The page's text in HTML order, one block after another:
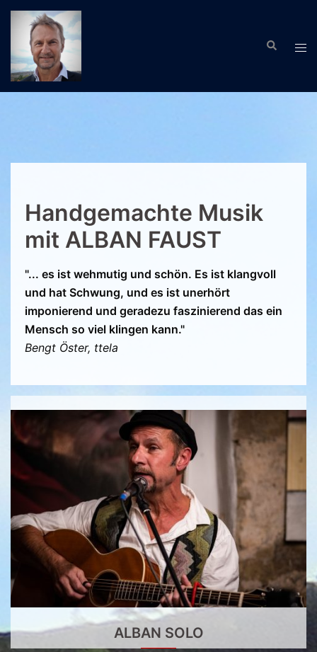
Zum
springen
Suche
Handgemachte Musik
mit ALBAN FAUST
"... es ist wehmutig und schön. Es ist klangvoll
und hat Schwung, und es ist unerhört
imponierend und geradezu faszinierend das ein
Mensch so viel klingen kann."
Bengt Öster, ttela
ALBAN SOLO